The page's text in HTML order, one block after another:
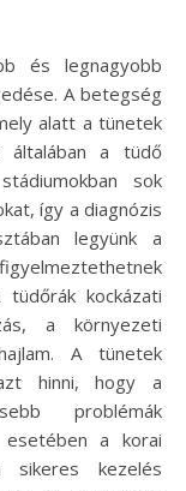
A betegség
alatt a tünetek
általában a tüdő
sok
így a diagnózis
legyünk a
kockázati
a környezeti
A tünetek
hinni, hogy a
problémák
esetében a korai
sikeres kezelés